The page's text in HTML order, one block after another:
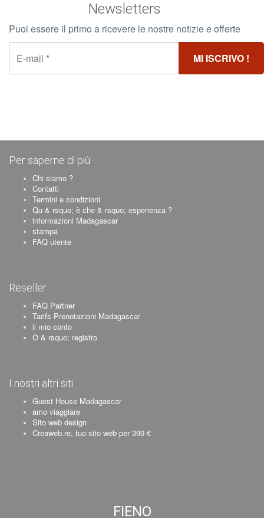
Newsletters
Puoi essere il primo a ricevere le nostre notizie e offerte
Per saperne di più
Chi siamo ?
Contatti
Termini e condizioni
Qu & rsquo; è che & rsquo; esperienza ?
informazioni Madagascar
stampa
FAQ utente
Reseller
FAQ Partner
Tarifs Prenotazioni Madagascar
il mio conto
O & rsquo; registro
I nostri altri siti
Guest House Madagascar
amo viaggiare
Sito web design
Creaweb.re, tuo sito web per 390 €
FIENO